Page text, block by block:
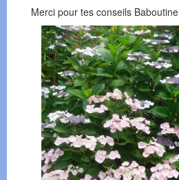
Merci pour tes conseils Baboutine